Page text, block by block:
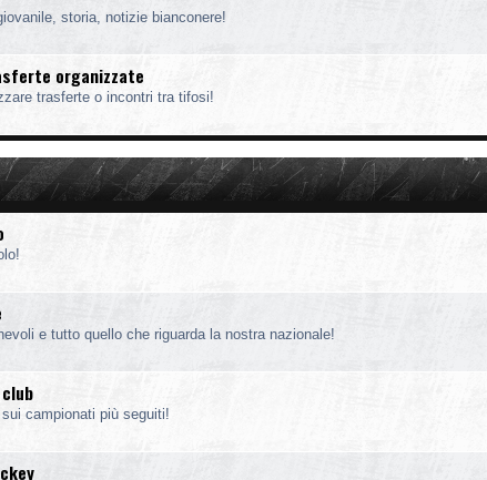
storia, notizie bianconere!
organizzate
trasferte o incontri tra tifosi!
e tutto quello che riguarda la nostra nazionale!
campionati più seguiti!